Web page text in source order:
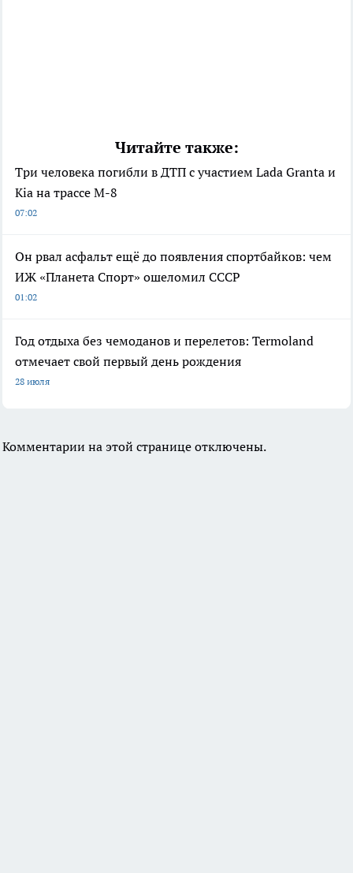
Читайте также:
Три человека погибли в ДТП с участием Lada Granta и
Kia на трассе М-8
07:02
Он рвал асфальт ещё до появления спортбайков: чем
ИЖ «Планета Спорт» ошеломил СССР
01:02
Год отдыха без чемоданов и перелетов: Termoland
отмечает свой первый день рождения
28 июля
Комментарии на этой странице отключены.